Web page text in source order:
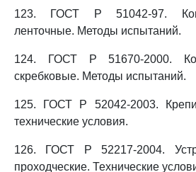
123. ГОСТ Р 51042-97.
ленточные. Методы испытаний.
124. ГОСТ Р 51670-2000.
скребковые. Методы испытаний.
125. ГОСТ Р 52042-2003.
технические условия.
126. ГОСТ Р 52217-2004.
проходческие. Технические